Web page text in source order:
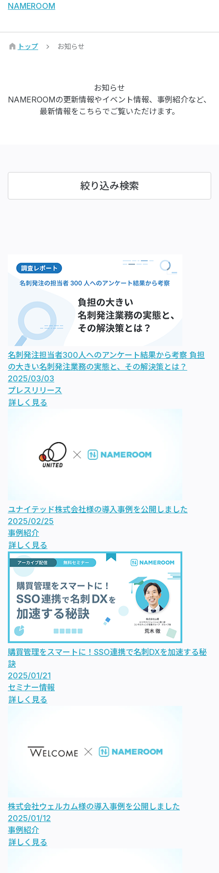
NAMEROOM
トップ お知らせ
お知らせ
NAMEROOMの更新情報やイベント情報、事例紹介など、
最新情報をこちらでご覧いただけます。
絞り込み検索
名刺発注担当者300人へのアンケート結果から考察 負担
の大きい名刺発注業務の実態と、その解決策とは？
2025/03/03
プレスリリース
詳しく見る
ユナイテッド株式会社様の導入事例を公開しました
2025/02/25
事例紹介
詳しく見る
購買管理をスマートに！SSO連携で名刺DXを加速する秘
訣
2025/01/21
セミナー情報
詳しく見る
株式会社ウェルカム様の導入事例を公開しました
2025/01/12
事例紹介
詳しく見る